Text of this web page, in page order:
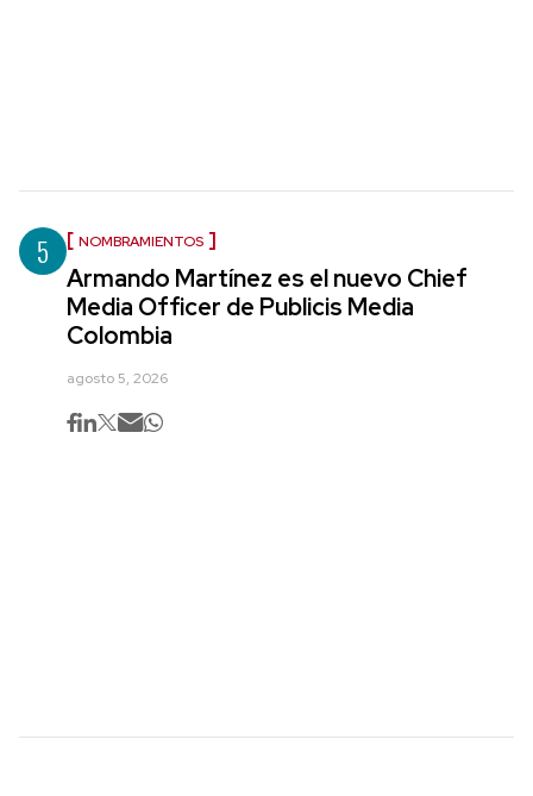
5 NOMBRAMIENTOS
Armando Martínez es el nuevo Chief
Media Officer de Publicis Media
Colombia
agosto 5, 2026